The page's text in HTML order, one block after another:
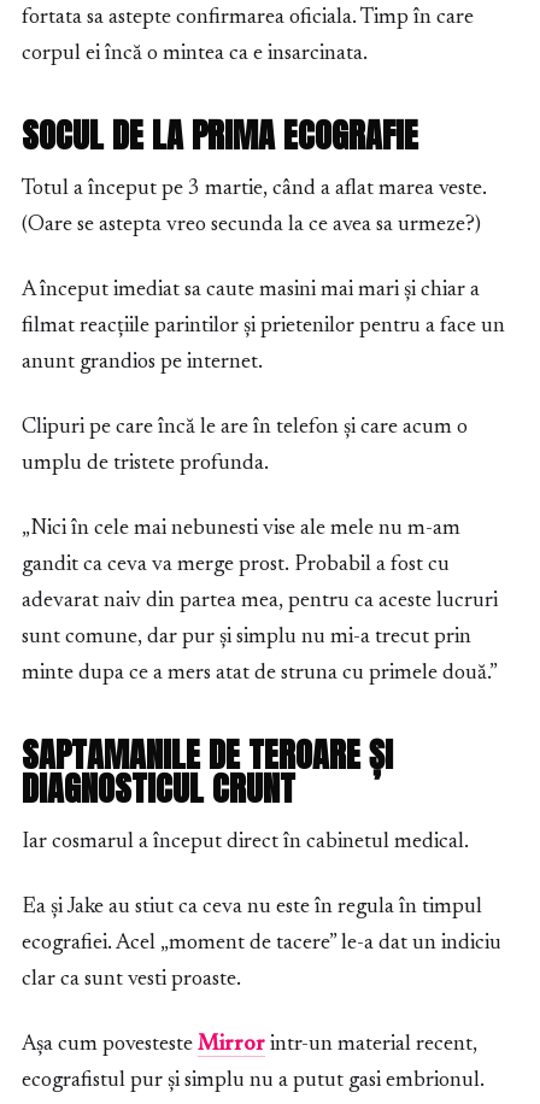
fortata sa astepte confirmarea oficiala. Timp în care
corpul ei încă o mintea ca e insarcinata.
SOCUL DE LA PRIMA ECOGRAFIE
Totul a început pe 3 martie, când a aflat marea veste.
(Oare se astepta vreo secunda la ce avea sa urmeze?)
A început imediat sa caute masini mai mari și chiar a
filmat reacțiile parintilor și prietenilor pentru a face un
anunt grandios pe internet.
Clipuri pe care încă le are în telefon și care acum o
umplu de tristete profunda.
„Nici în cele mai nebunesti vise ale mele nu m-am
gandit ca ceva va merge prost. Probabil a fost cu
adevarat naiv din partea mea, pentru ca aceste lucruri
sunt comune, dar pur și simplu nu mi-a trecut prin
minte dupa ce a mers atat de struna cu primele două.”
SAPTAMANILE DE TEROARE ȘI
DIAGNOSTICUL CRUNT
Iar cosmarul a început direct în cabinetul medical.
Ea și Jake au stiut ca ceva nu este în regula în timpul
ecografiei. Acel „moment de tacere” le-a dat un indiciu
clar ca sunt vesti proaste.
Așa cum povesteste Mirror intr-un material recent,
ecografistul pur și simplu nu a putut gasi embrionul.